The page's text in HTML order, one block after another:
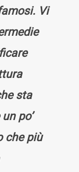
Vi
sta
po’
che più